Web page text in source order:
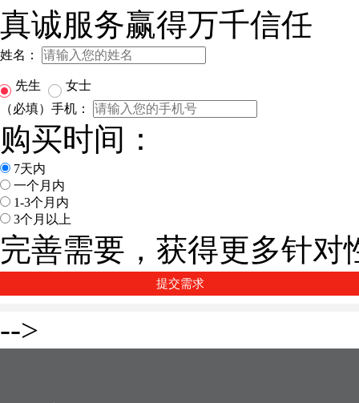
真诚服务赢得万千信任
姓名：
先生
女士
（必填）手机：
购买时间：
7天内
一个月内
1-3个月内
3个月以上
完善需要，获得更多针
-->